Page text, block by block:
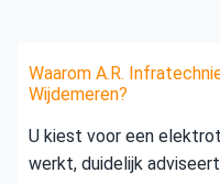
Waarom A.R.
Wijdemeren?
U kiest voor een
werkt, duidelijk